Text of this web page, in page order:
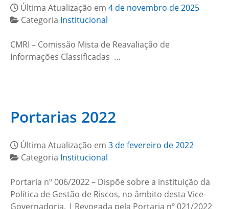
Última Atualização em 4 de novembro de 2025
Categoria Institucional
CMRI – Comissão Mista de Reavaliação de
Informações Classificadas …
Portarias 2022
Última Atualização em 3 de fevereiro de 2022
Categoria Institucional
Portaria nº 006/2022 – Dispõe sobre a instituição da
Política de Gestão de Riscos, no âmbito desta Vice-
Governadoria. | Revogada pela Portaria nº 021/2022